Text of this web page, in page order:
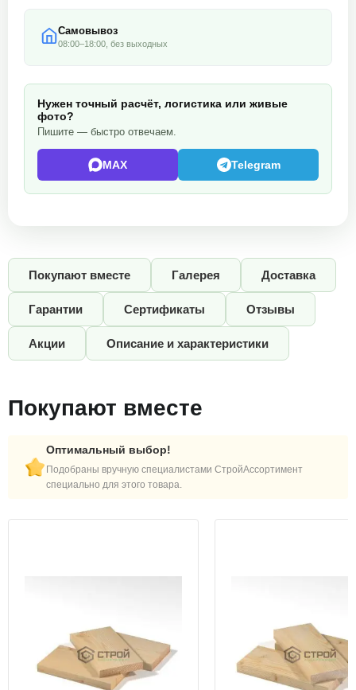
Самовывоз
08:00–18:00, без выходных
Нужен точный расчёт, логистика или живые
фото?
Пишите — быстро отвечаем.
MAX Telegram
Покупают вместе Галерея Доставка
Гарантии Сертификаты Отзывы
Акции Описание и характеристики
Покупают вместе
Оптимальный выбор!
Подобраны вручную специалистами СтройАссортимент
специально для этого товара.